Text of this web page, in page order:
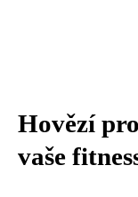
Hovězí
vaše